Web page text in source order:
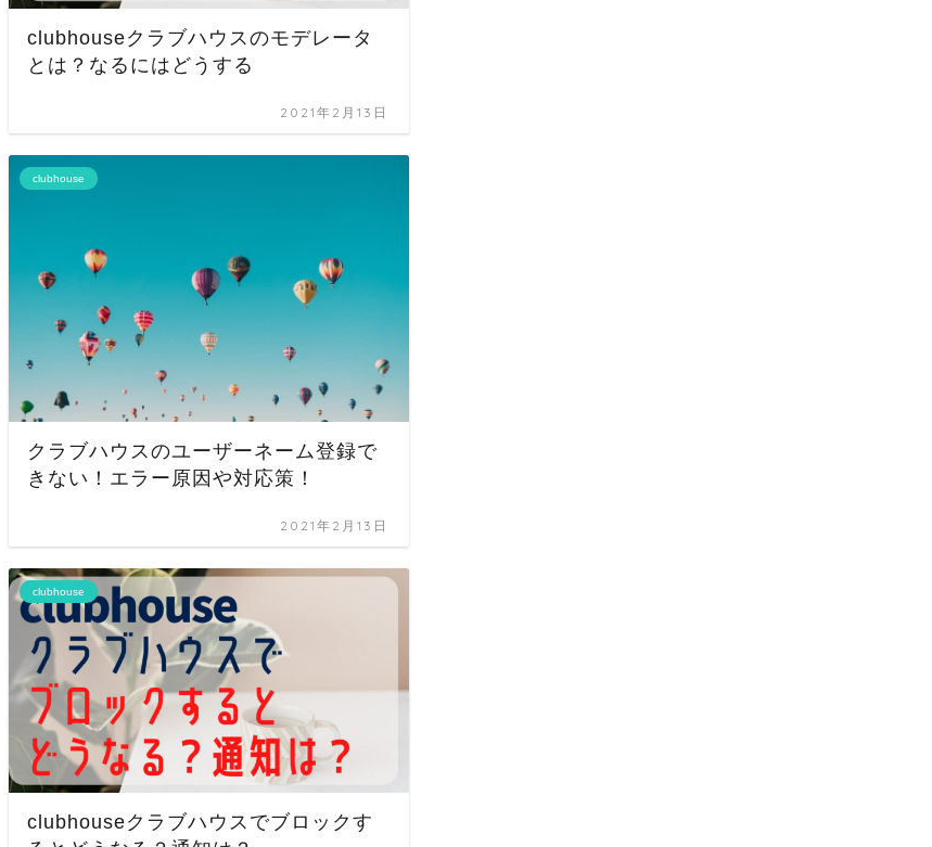
clubhouseクラブハウスのモデレータ
とは？なるにはどうする
2021年2月13日
clubhouse
クラブハウスのユーザーネーム登録で
きない！エラー原因や対応策！
2021年2月13日
clubhouse
clubhouseクラブハウスでブロックす